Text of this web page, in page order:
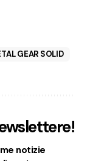
GEAR SOLID
notizie